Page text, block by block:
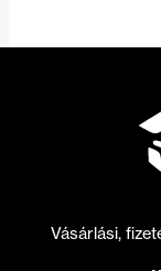
Vásárlási,